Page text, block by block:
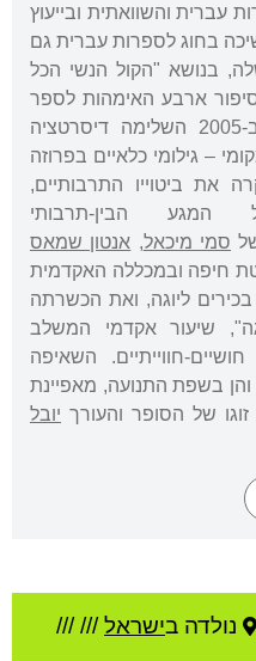
עברית והשוואתית ובייעוץ
בחוג לספרות עברית גם
בנושא "הקול הנשי הכל
ארבע האימהות לספר
בראשית", הושלמה ב-1998. ב-2005 השלימה דיסרטציה
– גילומי כלאיים בפרוזה
ביטוייו התרבותיים,
המגע הבין-תרבותי
סמי מיכאל, אנטון שמאס
חיפה ובמכללה האקדמית
ליוגה, ואת הכשרתה
שיעור אקדמי המשלב
חווייתיים. השאיפה
והן בשפת התנועה, מאפיינת
של הסופר והעורך יובל
נולדה בישראל///
///